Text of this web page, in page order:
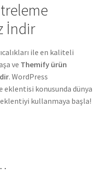
İndir
ile en kaliteli
ve Themify ürün
. WordPress
konusunda dünya
kullanmaya başla!